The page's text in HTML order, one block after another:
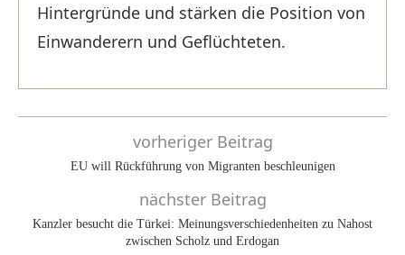
Hintergründe und stärken die Position von
Einwanderern und Geflüchteten.
vorheriger Beitrag
EU will Rückführung von Migranten beschleunigen
nächster Beitrag
Kanzler besucht die Türkei: Meinungsverschiedenheiten zu Nahost
zwischen Scholz und Erdogan